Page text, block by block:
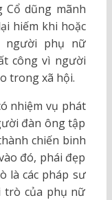
dũng mãnh
hiếm khi hoặc
người phụ nữ
công vì người
trong xã hội.
nhiệm vụ phát
đàn ông tập
chiến binh
đó, phái đẹp
là các pháp sư
trò của phụ nữ